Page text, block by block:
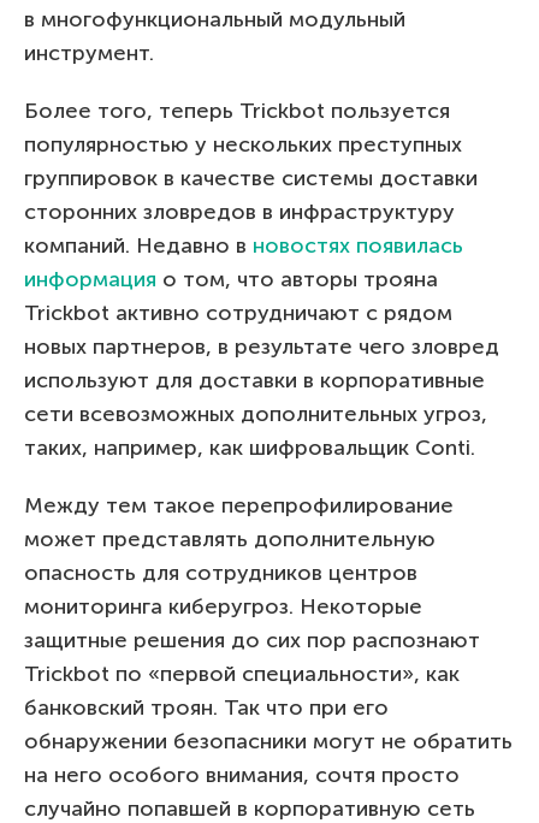
в многофункциональный модульный
инструмент.
Более того, теперь Trickbot пользуется
популярностью у нескольких преступных
группировок в качестве системы доставки
сторонних зловредов в инфраструктуру
компаний. Недавно в новостях появилась
информация о том, что авторы трояна
Trickbot активно сотрудничают с рядом
новых партнеров, в результате чего зловред
используют для доставки в корпоративные
сети всевозможных дополнительных угроз,
таких, например, как шифровальщик Conti.
Между тем такое перепрофилирование
может представлять дополнительную
опасность для сотрудников центров
мониторинга киберугроз. Некоторые
защитные решения до сих пор распознают
Trickbot по «первой специальности», как
банковский троян. Так что при его
обнаружении безопасники могут не обратить
на него особого внимания, сочтя просто
случайно попавшей в корпоративную сеть